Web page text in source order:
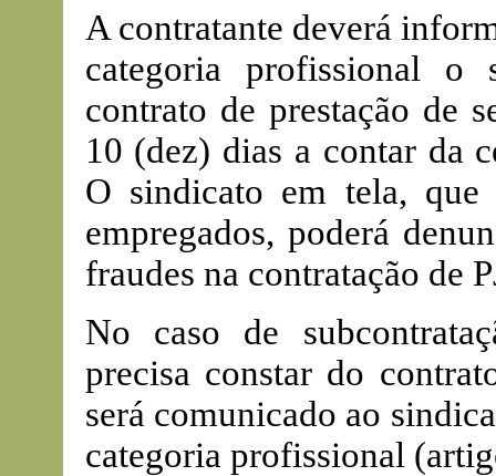
A contratante deverá
categoria profissional o
contrato de prestação de
10 (dez) dias a contar da
O sindicato em tela, que
empregados, poderá
fraudes na contratação de
No caso de
precisa constar do
será comunicado ao
categoria profissional